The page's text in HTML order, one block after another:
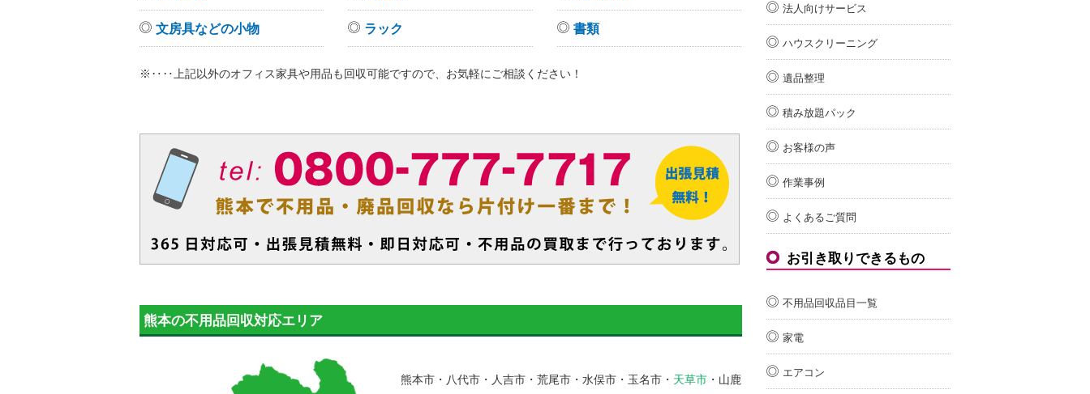
文房具などの小物 ラック 書類
※‥‥上記以外のオフィス家具や用品も回収可能ですので、お気軽にご相談ください！
熊本の不用品回収対応エリア
熊本市・八代市・人吉市・荒尾市・水俣市・玉名市・ 天草市・山鹿
法人向けサービス
ハウスクリーニング
遺品整理
積み放題パック
お客様の声
作業事例
よくあるご質問
お引き取りできるもの
不用品回収品目一覧
家電
エアコン